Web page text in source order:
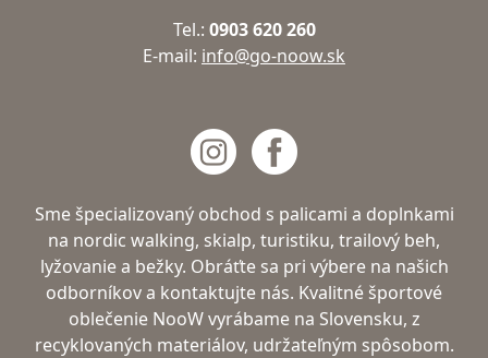
Tel.: 0903 620 260
E-mail: info@go-noow.sk
Sme špecializovaný obchod s palicami a doplnkami
na nordic walking, skialp, turistiku, trailový beh,
lyžovanie a bežky. Obráťte sa pri výbere na našich
odborníkov a kontaktujte nás. Kvalitné športové
oblečenie NooW vyrábame na Slovensku, z
recyklovaných materiálov, udržateľným spôsobom.